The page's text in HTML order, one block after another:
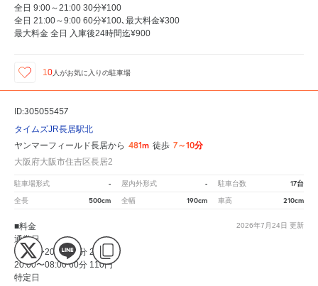
全日 9:00～21:00 30分¥100
全日 21:00～9:00 60分¥100､最大料金¥300
最大料金 全日 入庫後24時間迄¥900
10 人がお気に入りの駐車場
ID:305055457
タイムズJR長居駅北
ヤンマーフィールド長居から 481m 徒歩 7～10分
大阪府大阪市住吉区長居2
駐車場形式 - 屋内外形式 - 駐車台数 17台
全長 500cm 全幅 190cm 車高 210cm
2026年7月24日 更新
■料金
通常日
08:00〜20:00 40分 220円
20:00〜08:00 60分 110円
特定日